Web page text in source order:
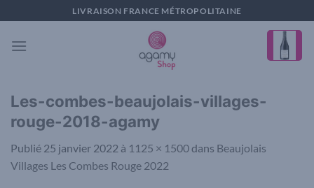
au
contenu
LIVRAISON FRANCE MÉTROPOLITAINE
Les-combes-beaujolais-villages-
rouge-2018-agamy
Publié 25 janvier 2022 à 1125 × 1500 dans Beaujolais
Villages Les Combes Rouge 2022